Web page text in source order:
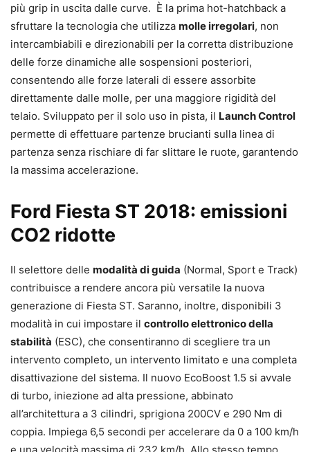
più grip in uscita dalle curve. È la prima hot-hatchback a
sfruttare la tecnologia che utilizza molle irregolari, non
intercambiabili e direzionabili per la corretta distribuzione
delle forze dinamiche alle sospensioni posteriori,
consentendo alle forze laterali di essere assorbite
direttamente dalle molle, per una maggiore rigidità del
telaio. Sviluppato per il solo uso in pista, il Launch Control
permette di effettuare partenze brucianti sulla linea di
partenza senza rischiare di far slittare le ruote, garantendo
la massima accelerazione.
Ford Fiesta ST 2018: emissioni
CO2 ridotte
Il selettore delle modalità di guida (Normal, Sport e Track)
contribuisce a rendere ancora più versatile la nuova
generazione di Fiesta ST. Saranno, inoltre, disponibili 3
modalità in cui impostare il controllo elettronico della
stabilità (ESC), che consentiranno di scegliere tra un
intervento completo, un intervento limitato e una completa
disattivazione del sistema. Il nuovo EcoBoost 1.5 si avvale
di turbo, iniezione ad alta pressione, abbinato
all’architettura a 3 cilindri, sprigiona 200CV e 290 Nm di
coppia. Impiega 6,5 secondi per accelerare da 0 a 100 km/h
e una velocità massima di 232 km/h. Allo stesso tempo,